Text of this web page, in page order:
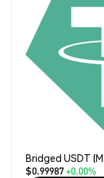
Bridged USDT
$0.99987+0.00%